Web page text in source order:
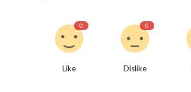
0
Like
0
Dislike